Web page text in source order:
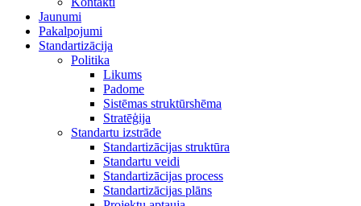
Jaunumi
Pakalpojumi
Standartizācija
Politika
Likums
Padome
Sistēmas struktūrshēma
Stratēģija
Standartu izstrāde
Standartizācijas struktūra
Standartu veidi
Standartizācijas process
Standartizācijas plāns